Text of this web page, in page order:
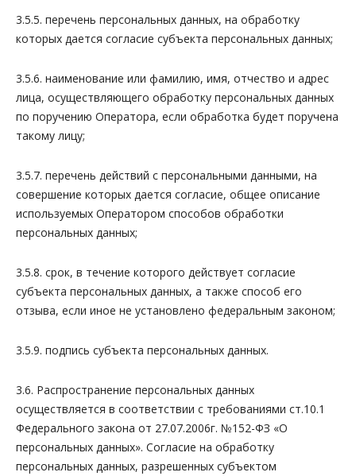
3.5.5. перечень персональных данных, на обработку
которых дается согласие субъекта персональных данных;
3.5.6. наименование или фамилию, имя, отчество и адрес
лица, осуществляющего обработку персональных данных
по поручению Оператора, если обработка будет поручена
такому лицу;
3.5.7. перечень действий с персональными данными, на
совершение которых дается согласие, общее описание
используемых Оператором способов обработки
персональных данных;
3.5.8. срок, в течение которого действует согласие
субъекта персональных данных, а также способ его
отзыва, если иное не установлено федеральным законом;
3.5.9. подпись субъекта персональных данных.
3.6. Распространение персональных данных
осуществляется в соответствии с требованиями ст.10.1
Федерального закона от 27.07.2006г. №152-ФЗ «О
персональных данных». Согласие на обработку
персональных данных, разрешенных субъектом